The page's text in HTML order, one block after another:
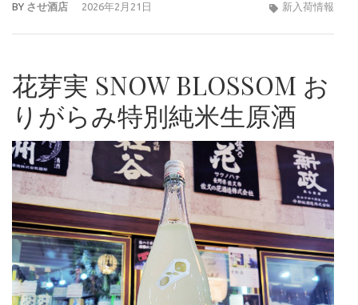
BY させ酒店 2026年2月21日 新入荷情報
花芽実 SNOW BLOSSOM お
りがらみ特別純米生原酒